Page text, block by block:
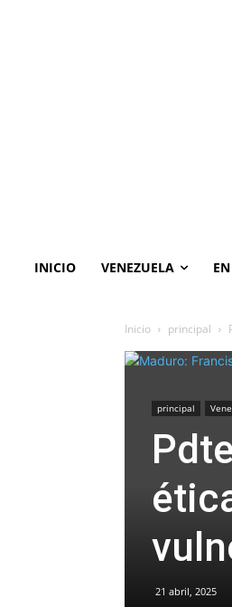
INICIO VENEZUELA
Inicio principal
principal
21 abril, 2025